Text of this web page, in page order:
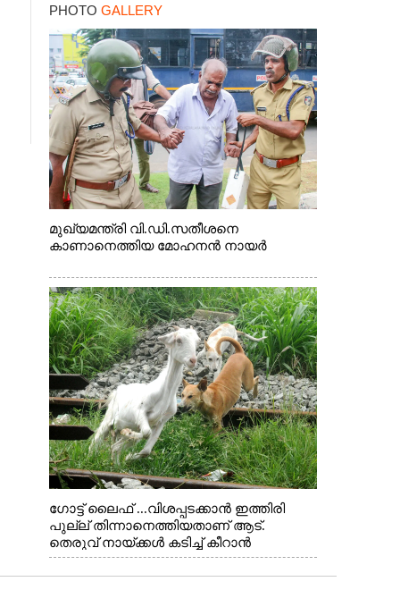
PHOTO GALLERY
മുഖ്യമന്ത്രി വി.ഡി.സതീശനെ
കാണാനെത്തിയ മോഹനൻ നായർ
ഗോട്ട് ലൈഫ് ...വിശപ്പടക്കാൻ ഇത്തിരി
പുല്ല് തിന്നാനെത്തിയതാണ് ആട്.
തെരുവ് നായ്ക്കൾ കടിച്ച് കീറാൻ
വന്നതോടെ വയറിന്റെ ആന്തൽ മറന്ന്
ജീവന് വേണ്ടിയായി ഓട്ടം. എറണാകുളം